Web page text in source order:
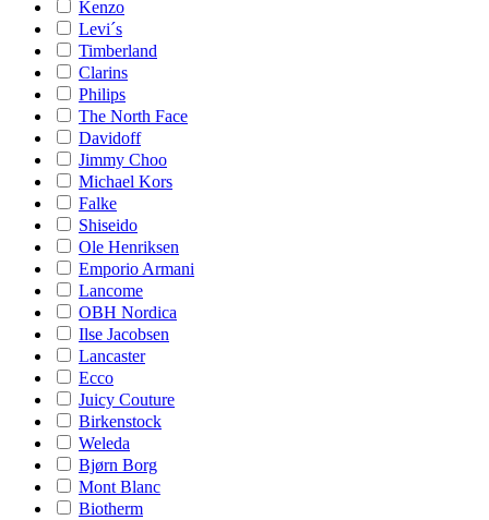
Kenzo
Levi´s
Timberland
Clarins
Philips
The North Face
Davidoff
Jimmy Choo
Michael Kors
Falke
Shiseido
Ole Henriksen
Emporio Armani
Lancome
OBH Nordica
Ilse Jacobsen
Lancaster
Ecco
Juicy Couture
Birkenstock
Weleda
Bjørn Borg
Mont Blanc
Biotherm